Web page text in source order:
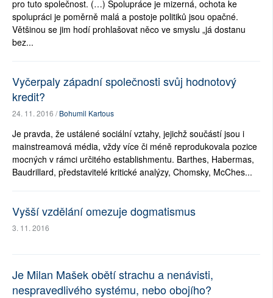
pro tuto společnost. (…) Spolupráce je mizerná, ochota ke
spolupráci je poměrně malá a postoje politiků jsou opačné.
Většinou se jim hodí prohlašovat něco ve smyslu „já dostanu
bez...
Vyčerpaly západní společnosti svůj hodnotový
kredit?
24. 11. 2016 /Bohumil Kartous
Je pravda, že ustálené sociální vztahy, jejichž součástí jsou i
mainstreamová média, vždy více či méně reprodukovala pozice
mocných v rámci určitého establishmentu. Barthes, Habermas,
Baudrillard, představitelé kritické analýzy, Chomsky, McChes...
Vyšší vzdělání omezuje dogmatismus
3. 11. 2016
Je Milan Mašek obětí strachu a nenávisti,
nespravedlivého systému, nebo obojího?